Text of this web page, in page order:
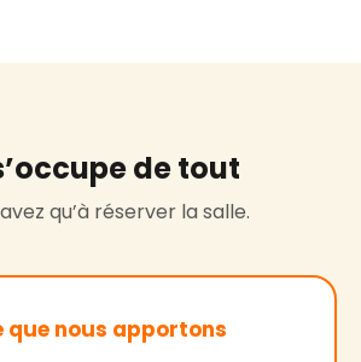
de tout
qu’à réserver la salle.
que nous apportons